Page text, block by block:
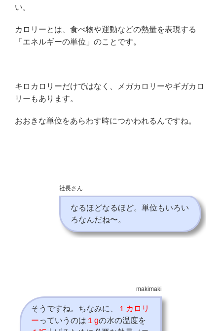
い。
カロリーとは、食べ物や運動などの熱量を表現する
「エネルギーの単位」のことです。
キロカロリーだけではなく、メガカロリーやギガカロ
リーもあります。
おおきな単位をあらわす時につかわれるんですね。
社長さん
なるほどなるほど。単位もいろい
ろなんだね〜。
makimaki
そうですね。ちなみに、
１カロリ
ーっていうのは １gの水の温度を